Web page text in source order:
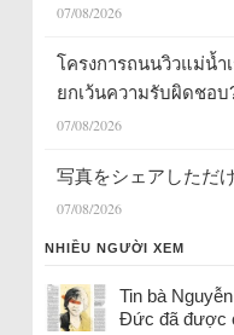
07/08/2026
โครงการถนนวิวแม่น้ำ
ยกเว้นความรับผิดชอบ
07/08/2026
写真をシェアしただ
07/08/2026
NHIỀU NGƯỜI XEM
Tin bà
Đức đã được